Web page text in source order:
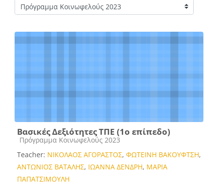
Course categories
Βασικές Δεξιότητες ΤΠΕ (1ο επίπεδο)
Course category
Πρόγραμμα Κοινωφελούς 2023
Teacher: ΝΙΚΟΛΑΟΣ ΑΓΟΡΑΣΤΟΣ, ΦΩΤΕΙΝΗ ΒΑΚΟΥΦΤΣΗ,
ΑΝΤΩΝΙΟΣ ΒΑΤΑΛΗΣ, ΙΩΑΝΝΑ ΔΕΝΔΡΗ, ΜΑΡΙΑ
ΠΑΠΑΤΣΙΜΟΥΛΗ